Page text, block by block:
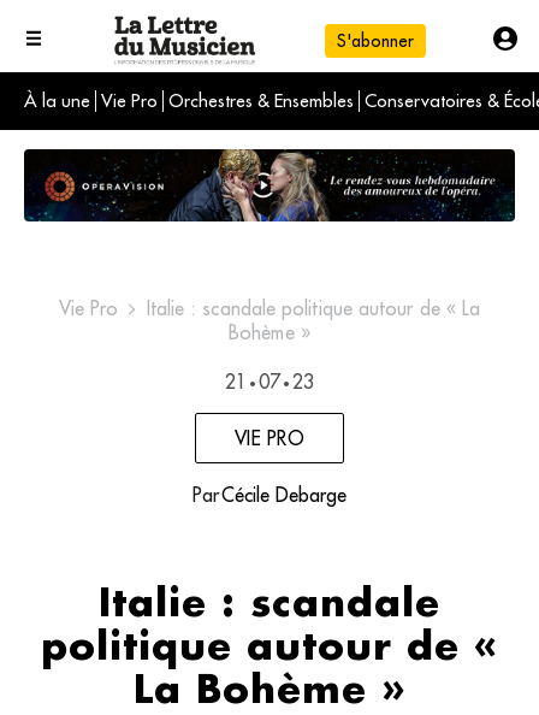
S'abonner
À la une Vie Pro Orchestres & Ensembles Conservatoires &
L'info du jour
Le numéro du mois
International
Vie Pro
Italie : scandale politique autour de « La
Bohème »
21 • 07 • 23
VIE PRO
ParCécile Debarge
Italie : scandale
politique autour de «
La Bohème »